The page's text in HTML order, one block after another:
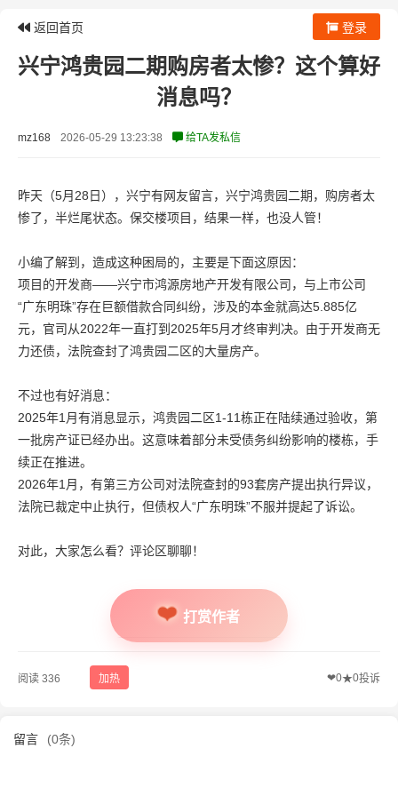
返回首页 登录
兴宁鸿贵园二期购房者太惨？这个算好
消息吗？
mz168 2026-05-29 13:23:38 给TA发私信
昨天（5月28日），兴宁有网友留言，兴宁鸿贵园二期，购房者太
惨了，半烂尾状态。保交楼项目，结果一样，也没人管！
小编了解到，造成这种困局的，主要是下面这原因：
项目的开发商——兴宁市鸿源房地产开发有限公司，与上市公司
“广东明珠”存在巨额借款合同纠纷，涉及的本金就高达5.885亿
元，官司从2022年一直打到2025年5月才终审判决。由于开发商无
力还债，法院查封了鸿贵园二区的大量房产。
不过也有好消息：
2025年1月有消息显示，鸿贵园二区1-11栋正在陆续通过验收，第
一批房产证已经办出。这意味着部分未受债务纠纷影响的楼栋，手
续正在推进。
2026年1月，有第三方公司对法院查封的93套房产提出执行异议，
法院已裁定中止执行，但债权人“广东明珠”不服并提起了诉讼。
对此，大家怎么看？评论区聊聊！
打赏作者
阅读 336 加热 ❤0★0投诉
留言 (0条)